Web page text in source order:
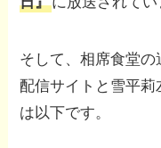
そして、相席食堂
配信サイトと雪平莉
は以下です。